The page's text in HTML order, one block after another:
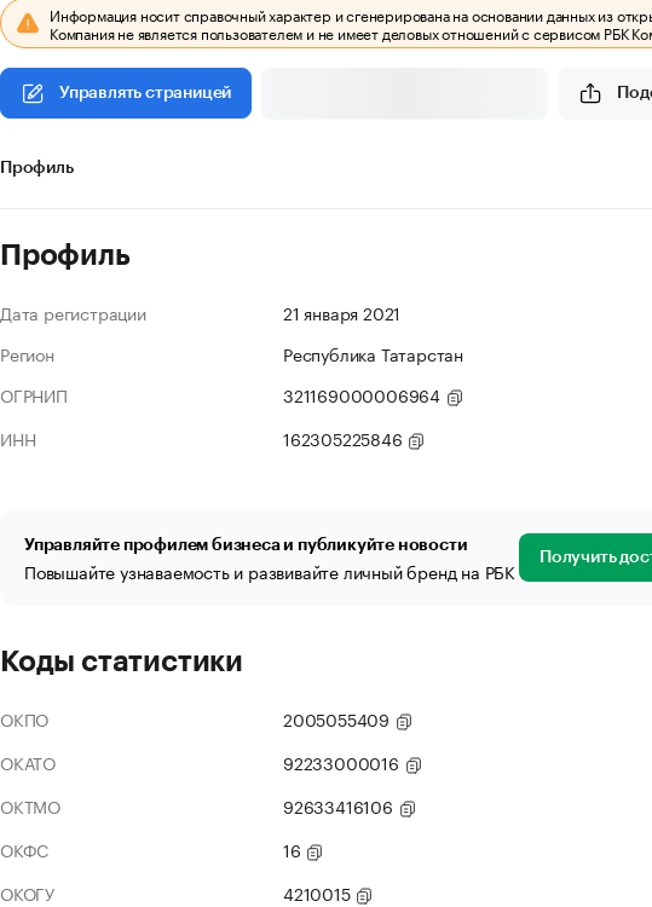
Информация носит справочный характер и сгенерирована на основании данных из
Компания не является пользователем и не имеет деловых отношений с сервисом РБК
Управлять страницей
Профиль
Профиль
Дата регистрации
21 января 2021
Регион
Республика Татарстан
ОГРНИП
321169000006964
ИНН
162305225846
Управляйте профилем бизнеса и публикуйте новости
Повышайте узнаваемость и развивайте личный бренд на РБК Получить
Коды статистики
ОКПО
2005055409
ОКАТО
92233000016
ОКТМО
92633416106
ОКФС
16
ОКОГУ
4210015